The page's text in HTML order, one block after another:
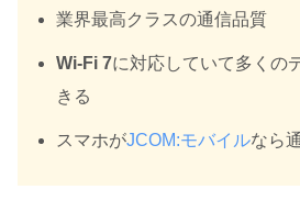
業界最高クラスの通信品質
Wi-Fi 7に対応していて多くの
きる
スマホがJCOM:モバイルなら